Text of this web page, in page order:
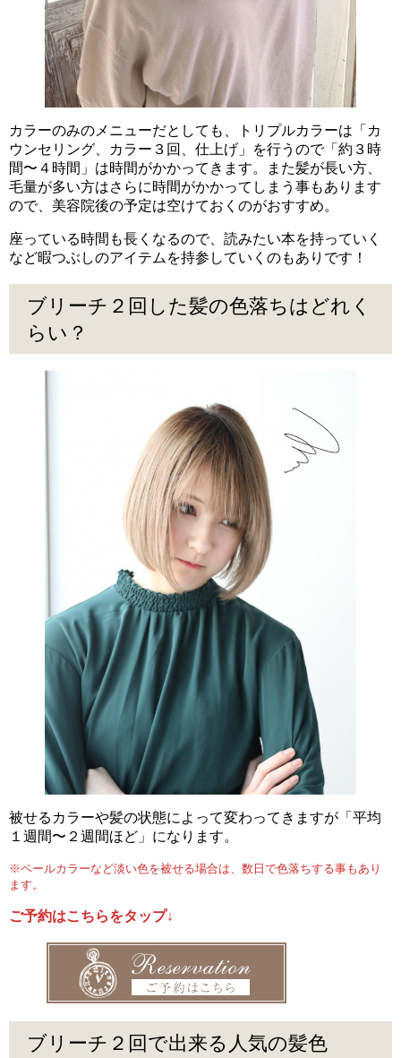
カラーのみのメニューだとしても、トリプルカラーは「カ
ウンセリング、カラー３回、仕上げ」を行うので「約３時
間〜４時間」は時間がかかってきます。また髪が長い方、
毛量が多い方はさらに時間がかかってしまう事もあります
ので、美容院後の予定は空けておくのがおすすめ。
座っている時間も長くなるので、読みたい本を持っていく
など暇つぶしのアイテムを持参していくのもありです！
ブリーチ２回した髪の色落ちはどれく
らい？
被せるカラーや髪の状態によって変わってきますが「平均
１週間〜２週間ほど」になります。
※ペールカラーなど淡い色を被せる場合は、数日で色落ちする事もあり
ます。
ご予約はこちらをタップ↓
ブリーチ２回で出来る人気の髪色